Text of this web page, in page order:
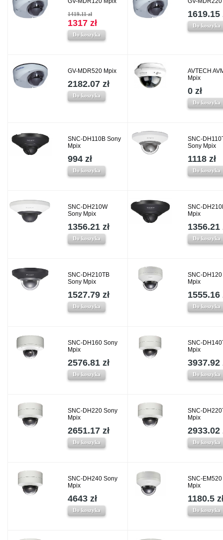
1419.11 zł
1317 zł
Do koszyka
1619.15
Do koszyka
GV-MDR520 Mpix
2182.07 zł
Do koszyka
AVTECH
Mpix
0 zł
Do koszyka
SNC-DH110B Sony
Mpix
994 zł
Do koszyka
SNC-
Sony Mpix
1118 zł
Do koszyka
SNC-DH210W
Sony Mpix
1356.21 zł
Do koszyka
SNC-
Mpix
1356.21
Do koszyka
SNC-DH210TB
Sony Mpix
1527.79 zł
Do koszyka
SNC-
Mpix
1555.16
Do koszyka
SNC-DH160 Sony
Mpix
2576.81 zł
Do koszyka
SNC-
Mpix
3937.92
Do koszyka
SNC-DH220 Sony
Mpix
2651.17 zł
Do koszyka
SNC-
Mpix
2933.02
Do koszyka
SNC-DH240 Sony
Mpix
4643 zł
Do koszyka
SNC-
Mpix
1180.5
Do koszyka